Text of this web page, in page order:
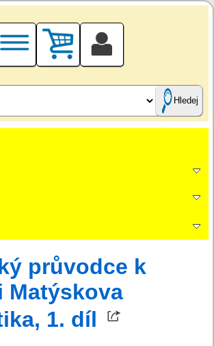
Hledej
průvodce k
Matýskova
1. díl